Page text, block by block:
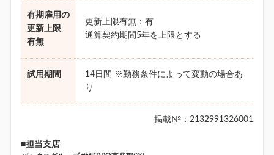
有期雇用の
更新上限
有無
更新上限有無：有
通算契約期間5年を上限とする
試用期間
14日間 ※勤務条件によって変動の場合あ
り
掲載№：2132991326001
■担当支店